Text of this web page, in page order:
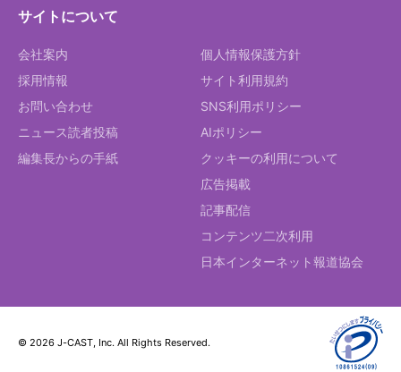
サイトについて
会社案内
採用情報
お問い合わせ
ニュース読者投稿
編集長からの手紙
個人情報保護方針
サイト利用規約
SNS利用ポリシー
AIポリシー
クッキーの利用について
広告掲載
記事配信
コンテンツ二次利用
日本インターネット報道協会
© 2026 J-CAST, Inc. All Rights Reserved.